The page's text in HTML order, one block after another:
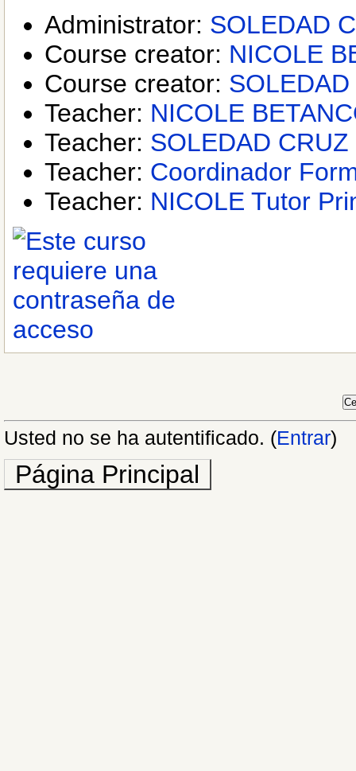
Administrator: SOLEDAD
Course creator: NICOLE
Course creator:
Teacher: NICOLE
Teacher: SOLEDAD CRUZ
Teacher: Coordinador
Teacher: NICOLE Tutor
Usted no se ha autentificado. (Entrar)
Página Principal